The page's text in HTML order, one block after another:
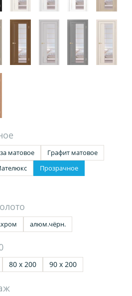
матовое
Графит матовое
Прозрачное
алюм.чёрн.
80 х 200 90 х 200